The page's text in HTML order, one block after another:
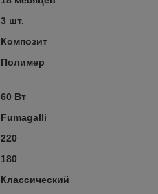
3 шт.
Композит
Полимер
60 Вт
Fumagalli
220
180
Классический